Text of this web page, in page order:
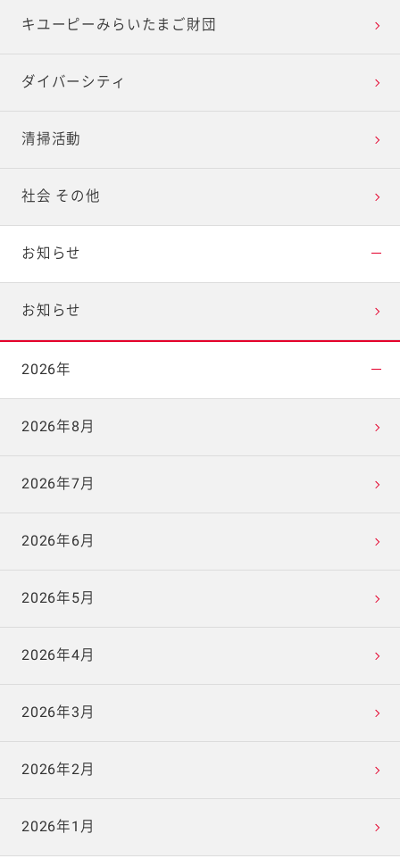
キユーピーみらいたまご財団
ダイバーシティ
清掃活動
社会 その他
お知らせ
お知らせ
2026年
2026年8月
2026年7月
2026年6月
2026年5月
2026年4月
2026年3月
2026年2月
2026年1月